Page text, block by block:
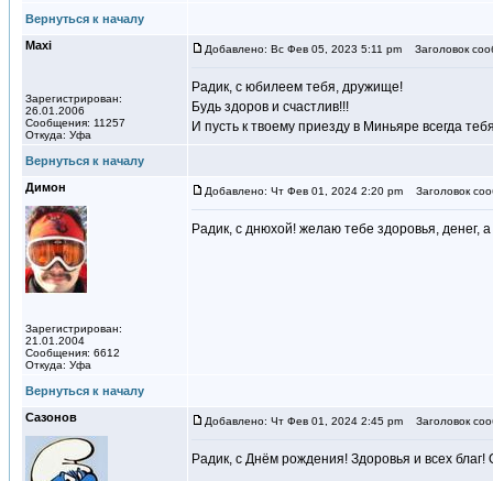
Вернуться к началу
Maxi
Зарегистрирован:
26.01.2006
Сообщения: 11257
Откуда: Уфа
Добавлено: Вс Фев 05, 2023 5:11 pm Заголовок
Радик, с юбилеем тебя, дружище!
Будь здоров и счастлив!!!
И пусть к твоему приезду в Миньяре всегда
Вернуться к началу
Димон
Зарегистрирован:
21.01.2004
Сообщения: 6612
Откуда: Уфа
Добавлено: Чт Фев 01, 2024 2:20 pm Заголовок
Радик, с днюхой! желаю тебе здоровья, денег,
Вернуться к началу
Сазонов
Добавлено: Чт Фев 01, 2024 2:45 pm Заголовок
Радик, с Днём рождения! Здоровья и всех